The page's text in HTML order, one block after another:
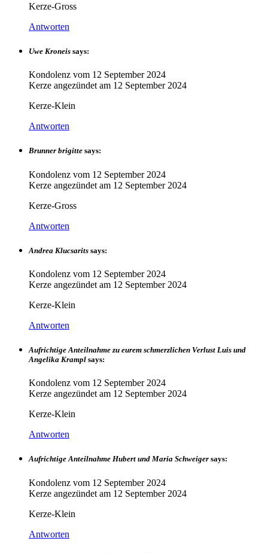
Kerze-Gross
Antworten
Uwe Kroneis says:
Kondolenz vom 12 September 2024
Kerze angezündet am 12 September 2024
Kerze-Klein
Antworten
Brunner brigitte says:
Kondolenz vom 12 September 2024
Kerze angezündet am 12 September 2024
Kerze-Gross
Antworten
Andrea Klucsarits says:
Kondolenz vom 12 September 2024
Kerze angezündet am 12 September 2024
Kerze-Klein
Antworten
Aufrichtige Anteilnahme zu eurem schmerzlichen Verlust Luis und
Angelika Krampl says:
Kondolenz vom 12 September 2024
Kerze angezündet am 12 September 2024
Kerze-Klein
Antworten
Aufrichtige Anteilnahme Hubert und Maria Schweiger says:
Kondolenz vom 12 September 2024
Kerze angezündet am 12 September 2024
Kerze-Klein
Antworten